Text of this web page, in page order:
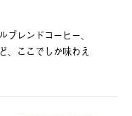
レンドコーヒー、
、ここでしか味わえ